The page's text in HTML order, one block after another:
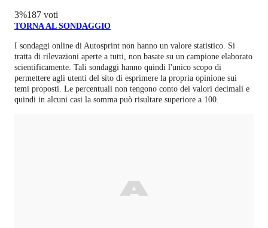
3%187 voti
TORNA AL SONDAGGIO
I sondaggi online di Autosprint non hanno un valore statistico. Si
tratta di rilevazioni aperte a tutti, non basate su un campione elaborato
scientificamente. Tali sondaggi hanno quindi l'unico scopo di
permettere agli utenti del sito di esprimere la propria opinione sui
temi proposti. Le percentuali non tengono conto dei valori decimali e
quindi in alcuni casi la somma può risultare superiore a 100.